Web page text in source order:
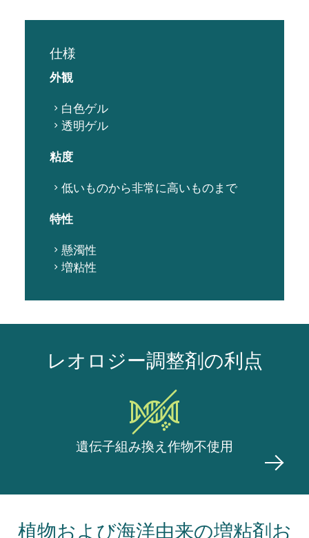
仕様
外観
白色ゲル
透明ゲル
粘度
低いものから非常に高いものまで
特性
懸濁性
増粘性
レオロジー調整剤の利点
遺伝子組み換え作物不使用
植物および海洋由来の増粘剤お